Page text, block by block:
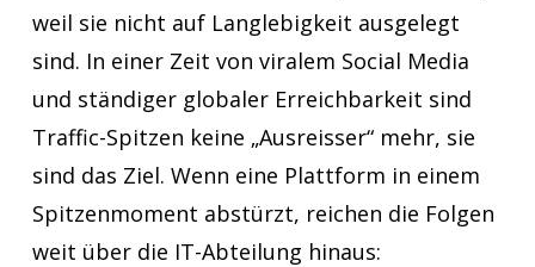
weil sie nicht auf Langlebigkeit ausgelegt
sind. In einer Zeit von viralem Social Media
und ständiger globaler Erreichbarkeit sind
Traffic-Spitzen keine „Ausreisser“ mehr, sie
sind das Ziel. Wenn eine Plattform in einem
Spitzenmoment abstürzt, reichen die Folgen
weit über die IT-Abteilung hinaus: